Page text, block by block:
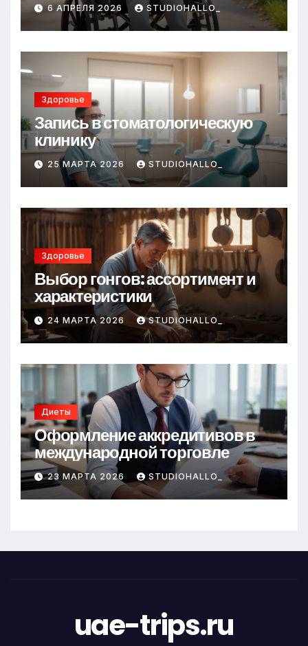
6 АПРЕЛЯ 2026 STUDIOHALLO_
Здоровье
Запись в стоматологическую
клинику
25 МАРТА 2026 STUDIOHALLO_
Здоровье
Выбор гонгов: ассортимент и
характеристики
24 МАРТА 2026 STUDIOHALLO_
Диеты
Оформление аккредитивов в
международной торговле
23 МАРТА 2026 STUDIOHALLO_
uae-trips.ru